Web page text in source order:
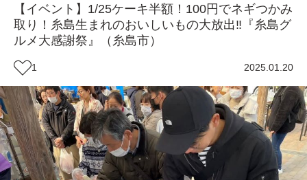
【イベント】1/25ケーキ半額！100円でネギつかみ
取り！糸島生まれのおいしいもの大放出‼『糸島グ
ルメ大感謝祭』（糸島市）
1 2025.01.20